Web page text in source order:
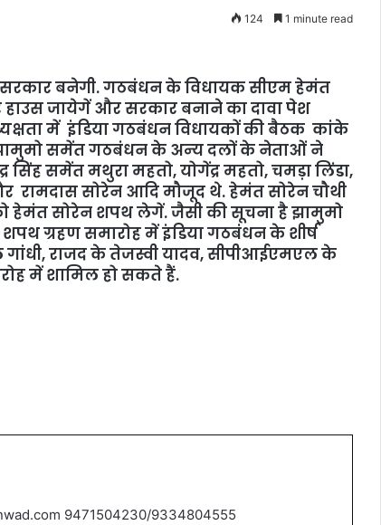
124 1 minute read
बनेगी. गठबंधन के विधायक सीएम हेमंत
जायेगें और सरकार बनाने का दावा पेश
में इंडिया गठबंधन विधायकों की बैठक कांके
समेंत गठबंधन के अन्‍य दलों के नेताओं ने
समेंत मथुरा महतो, योगेंद्र महतो, चमड़ा लिंडा,
रामदास सोरेन आदि मौजूद थे. हेमंत सोरेन चौथी
हेमंत सोरेन शपथ लेगें. जैसी की सूचना है झामुमो
ग्रहण समारोह में इंडिया गठबंधन के शीर्ष
राजद के तेजस्वी यादव, सीपीआईएमएल के
में शामिल हो सकते हैं.
9471504230/9334804555